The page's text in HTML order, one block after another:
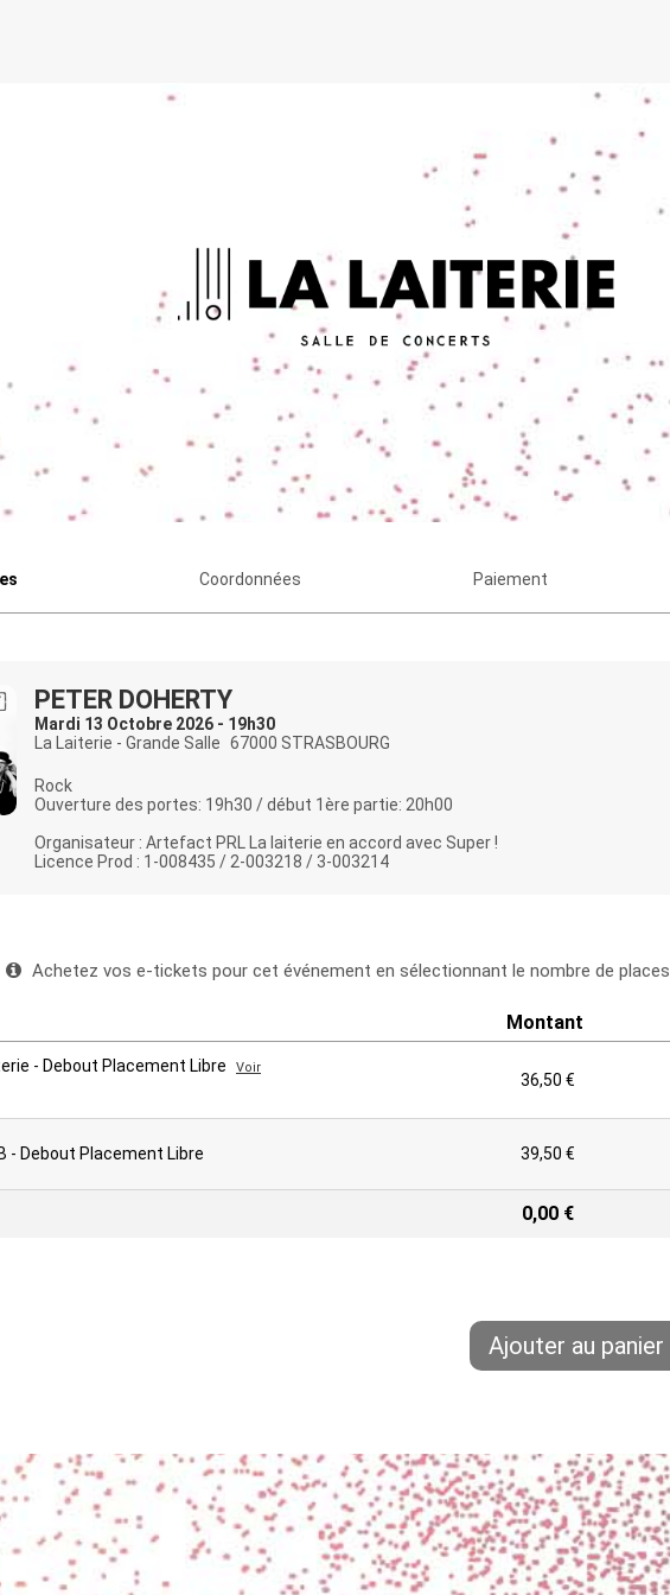
Coordonnées Paiement
PETER DOHERTY
Mardi 13 Octobre 2026 - 19h30
La Laiterie - Grande Salle 67000 STRASBOURG
Rock
Ouverture des portes: 19h30 / début 1ère partie: 20h00
Organisateur : Artefact PRL La laiterie en accord avec Super !
Licence Prod : 1-008435 / 2-003218 / 3-003214
Achetez vos e-tickets pour cet événement en sélectionnant le nombre de
Montant
- Debout Placement Libre
Voir
36,50 €
- Debout Placement Libre 39,50 €
0,00 €